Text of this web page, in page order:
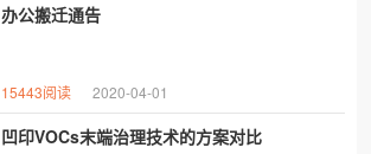
办公搬迁通告
15443阅读 2020-04-01
凹印VOCs末端治理技术的方案对比